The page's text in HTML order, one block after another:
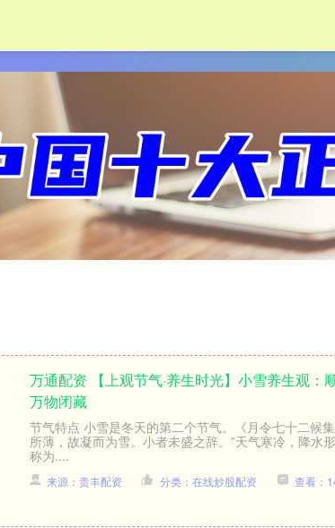
万通配资 【上观节气·养生时光】小雪养生观：
万物闭藏
节气特点 小雪是冬天的第二个节气。《月令七十二候
所薄，故凝而为雪。小者未盛之辞。”天气寒冷，降水
称为....
来源：贵丰配资 分类：在线炒股配资 查看：